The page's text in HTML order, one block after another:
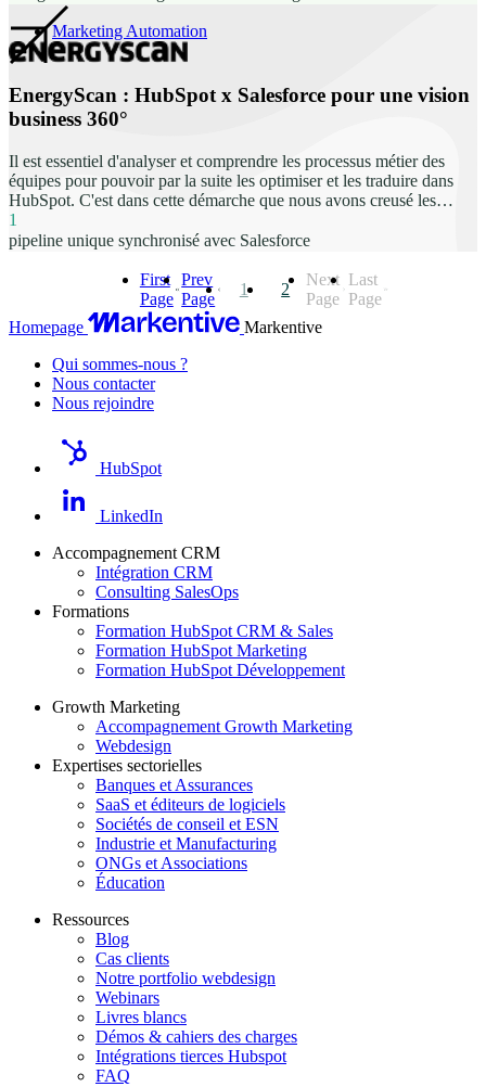
Marketing Automation
EnergyScan : HubSpot x Salesforce pour une vision
business 360°
Il est essentiel d'analyser et comprendre les processus métier des
équipes pour pouvoir par la suite les optimiser et les traduire dans
HubSpot. C'est dans cette démarche que nous avons creusé les
besoins et habitudes des équipes pour construire et automatiser un
outil puissant leur permettant de gagner en temps, productivité et
1
pipeline unique synchronisé avec Salesforce
First
Page
Prev
Page
1 2
Next
Page
Last
Page
Homepage
Markentive
Qui sommes-nous ?
Nous contacter
Nous rejoindre
HubSpot
LinkedIn
Accompagnement CRM
Intégration CRM
Consulting SalesOps
Formations
Formation HubSpot CRM & Sales
Formation HubSpot Marketing
Formation HubSpot Développement
Growth Marketing
Accompagnement Growth Marketing
Webdesign
Expertises sectorielles
Banques et Assurances
SaaS et éditeurs de logiciels
Sociétés de conseil et ESN
Industrie et Manufacturing
ONGs et Associations
Éducation
Ressources
Blog
Cas clients
Notre portfolio webdesign
Webinars
Livres blancs
Démos & cahiers des charges
Intégrations tierces Hubspot
FAQ